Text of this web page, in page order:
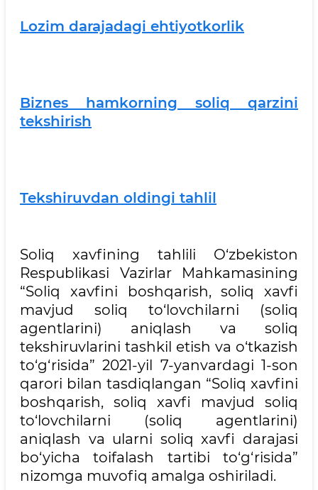
Lozim darajadagi ehtiyotkorlik
Biznes hamkorning soliq qarzini
tekshirish
Tekshiruvdan oldingi tahlil
Soliq xavfining tahlili O‘zbekiston
Respublikasi Vazirlar Mahkamasining
“Soliq xavfini boshqarish, soliq xavfi
mavjud soliq to‘lovchilarni (soliq
agentlarini) aniqlash va soliq
tekshiruvlarini tashkil etish va o‘tkazish
to‘g‘risida” 2021-yil 7-yanvardagi 1-son
qarori bilan tasdiqlangan “Soliq xavfini
boshqarish, soliq xavfi mavjud soliq
to‘lovchilarni (soliq agentlarini)
aniqlash va ularni soliq xavfi darajasi
bo‘yicha toifalash tartibi to‘g‘risida”
nizomga muvofiq amalga oshiriladi.